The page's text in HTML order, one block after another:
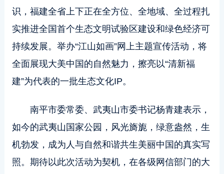
识，福建全省上下正在全方位、全地域、全过程扎
实推进全国首个生态文明试验区建设和绿色经济可
持续发展。举办“江山如画”网上主题宣传活动，将
全面展现大美中国的自然魅力，擦亮以“清新福
建”为代表的一批生态文化IP。
南平市委常委、武夷山市委书记杨青建表示，
如今的武夷山国家公园，风光旖旎，绿意盎然，生
机勃发，成为人与自然和谐共生美丽中国的真实写
照。期待以此次活动为契机，在各级网信部门的大